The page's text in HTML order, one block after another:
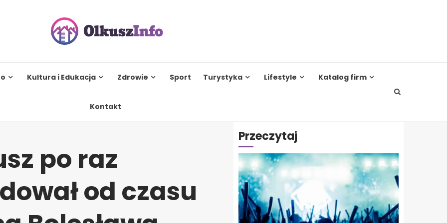
Kultura i Edukacja Zdrowie Sport Turystyka Lifestyle Katalog firm
Kontakt
po raz
od czasu
Przeczytaj